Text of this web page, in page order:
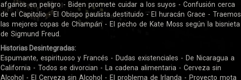
afganos en peligro - Biden promete cuidar a los suyos - Confusión cerca
de el Capitolio - El Obispo paulista destituido - El huracán Grace - Traemos
las mejores copas de Champán - El pecho de Kate Moss según la bisnieta
de Sigmund Freud.
Historias Desintegradas:
Espumante, espirituoso y Francés - Dudas existenciales - De Nicaragua a
California - Todos se divorcian - La cadena alimentaria - Cerveza sin
Alcohol - El Cerveza sin Alcohol - El problema de Irlanda - Proyecto mota